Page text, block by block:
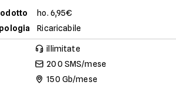
ho. 6,95€
Ricaricabile
illimitate
200 SMS/mese
150 Gb/mese